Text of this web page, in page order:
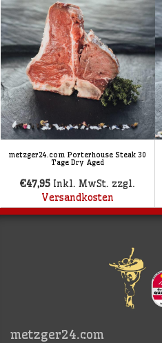
metzger24.com Porterhouse Steak 30
Tage Dry Aged
€47,95 Inkl. MwSt. zzgl.
Versandkosten
metzger24.com